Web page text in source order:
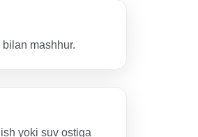
mashhur.
yoki suv ostiga